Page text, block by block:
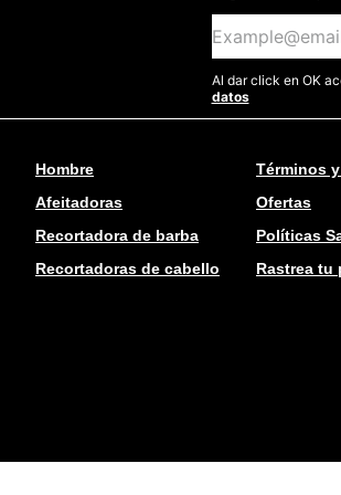
Al dar click en OK
datos
Hombre
Afeitadoras
Recortadora de barba
Recortadoras de cabello
Términos
Ofertas
Políticas
Rastrea tu